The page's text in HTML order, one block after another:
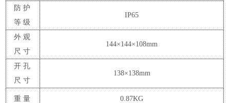
防护
等级
IP65
外观
尺寸
144×144×108mm
开孔
尺寸
138×138mm
重量 0.87KG